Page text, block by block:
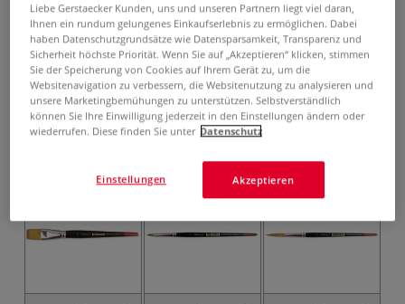
ab 6,81 €
inklusive 20% bzw. 10% MwSt,
ggf. zuzüglichVersandkosten
Produkt bestellen
Liebe Gerstaecker Kunden, uns und unseren Partnern liegt viel daran,
Ihnen ein rundum gelungenes Einkaufserlebnis zu ermöglichen. Dabei
haben Datenschutzgrundsätze wie Datensparsamkeit, Transparenz und
Sicherheit höchste Priorität. Wenn Sie auf „Akzeptieren“ klicken, stimmen
Sie der Speicherung von Cookies auf Ihrem Gerät zu, um die
Websitenavigation zu verbessern, die Websitenutzung zu analysieren und
unsere Marketingbemühungen zu unterstützen. Selbstverständlich
können Sie Ihre Einwilligung jederzeit in den Einstellungen ändern oder
wiederrufen. Diese finden Sie unter Datenschutz
Akzeptieren
Einstellungen